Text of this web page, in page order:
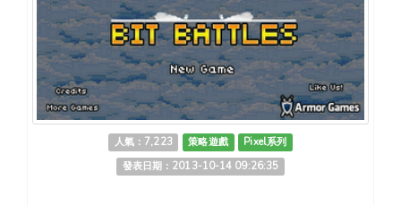
人氣：7,223 策略遊戲
Pixel系列
發表日期：2013-10-14 09:26:35